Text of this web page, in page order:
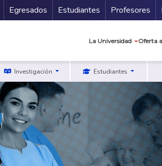
Secundario
Egresados Estudiantes Profesores
La Universidad Oferta
Investigación Estudiantes